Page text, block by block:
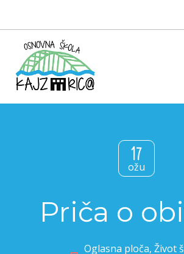
17
ožu
Priča o
Oglasna ploča, Život